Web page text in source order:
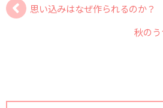
思い込みはなぜ作られるのか？
秋の